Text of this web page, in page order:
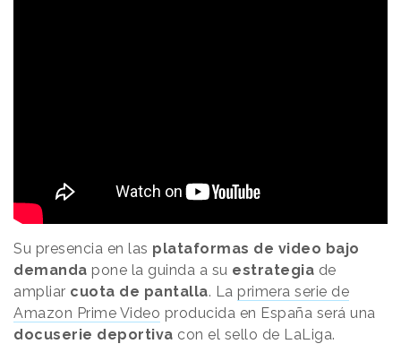
Su presencia en las plataformas de video bajo
demanda pone la guinda a su estrategia de
ampliar cuota de pantalla. La primera serie de
Amazon Prime Video producida en España será una
docuserie deportiva con el sello de LaLiga.